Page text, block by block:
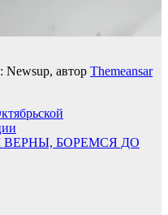
Newsup, автор Themeansar
ВЕРНЫ, БОРЕМСЯ ДО